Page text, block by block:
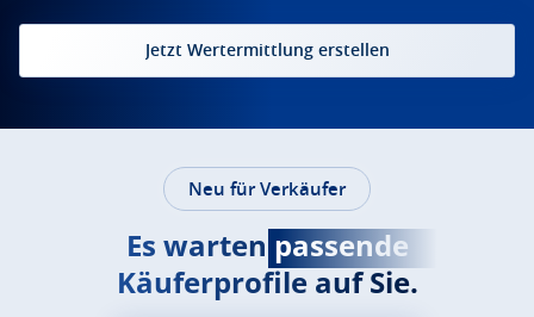
Jetzt Wertermittlung erstellen
Neu für Verkäufer
Es warten passende
Käuferprofile auf Sie.